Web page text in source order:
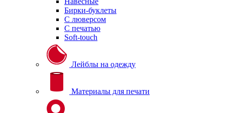
Бирки-буклеты
С люверсом
С печатью
Soft-touch
Лейблы на одежду
Материалы для печати